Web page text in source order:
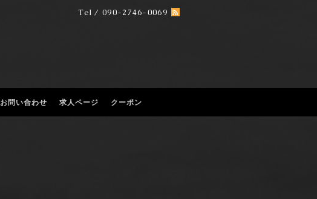
Tel / 090-2746-0069
お問い合わせ 求人ページ クーポン